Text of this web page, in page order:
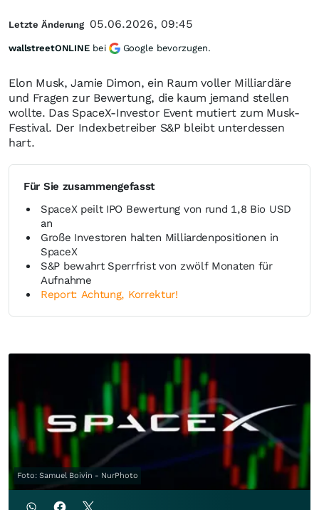
Elon Musk, Jamie Dimon, ein Raum voller Milliardäre
und Fragen zur Bewertung, die kaum jemand stellen
wollte. Das SpaceX-Investor Event mutiert zum Musk-
Festival. Der Indexbetreiber S&P bleibt unterdessen
hart.
Für Sie zusammengefasst
SpaceX peilt IPO Bewertung von rund 1,8 Bio USD
an
Große Investoren halten Milliardenpositionen in
SpaceX
S&P bewahrt Sperrfrist von zwölf Monaten für
Aufnahme
Report: Achtung, Korrektur!
Foto: Samuel Boivin - NurPhoto
Letzte Änderung 05.06.2026, 09:45
wallstreetONLINE bei Google bevorzugen.